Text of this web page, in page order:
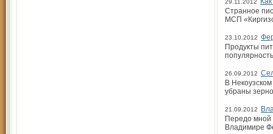
29.11.2012
Странное
МСП
23.10.2012
Продукты
26.09.2012
В
убраны
21.09.2012
Передо мной
Владимире